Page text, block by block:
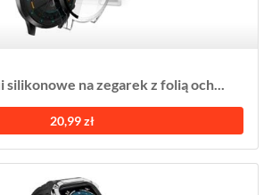
silikonowe na zegarek z folią och...
20,99 zł